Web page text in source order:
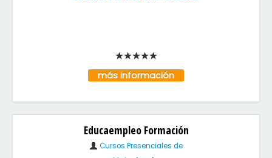
más información
Educaempleo Formación
Cursos Presenciales de